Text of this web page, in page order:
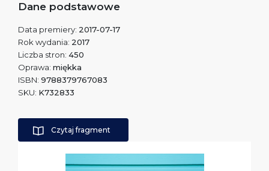
Dane podstawowe
Data premiery: 2017-07-17
Rok wydania: 2017
Liczba stron: 450
Oprawa: miękka
ISBN: 9788379767083
SKU: K732833
Czytaj fragment